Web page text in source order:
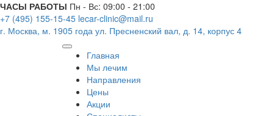
ЧАСЫ РАБОТЫ Пн - Вс: 09:00 - 21:00
+7 (495) 155-15-45 lecar-clinic@mail.ru
г. Москва, м. 1905 года ул. Пресненский вал, д. 14, корпус 4
Главная
Мы лечим
Направления
Цены
Акции